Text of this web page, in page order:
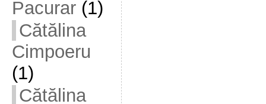
Pacurar(1)
Cătălina
Cimpoeru
(1)
Cătălina